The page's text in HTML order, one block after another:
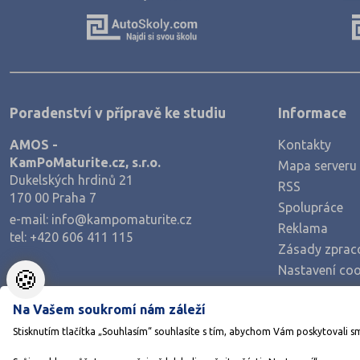
Pedagogika a sociální péče
Gymnázia
4 letá
8 letá
Lycea
Šance na přijetí
Poradenství v přípravě ke studiu
AMOS -
KamPoMaturite.cz, s.r.o.
Dukelských hrdinů 21
170 00 Praha 7
e-mail: info@kampomaturite.cz
tel: +420 606 411 115
Informace
Kontakty
Mapa serveru
RSS
Spolupráce
Reklama
Zásady
Nastavení
🍪
Na Vašem soukromí nám záleží
Stisknutím tlačítka „Souhlasím“ souhlasíte s tím, abychom Vám poskytovali